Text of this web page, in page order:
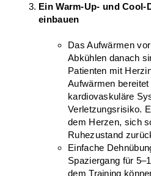
Ein Warm-Up- und Cool-
einbauen
Das Aufwärmen
Abkühlen danach
Patienten mit
Aufwärmen
kardiovaskuläre
Verletzungsrisiko.
dem Herzen, sich
Ruhezustand
Einfache
Spaziergang für
dem Training